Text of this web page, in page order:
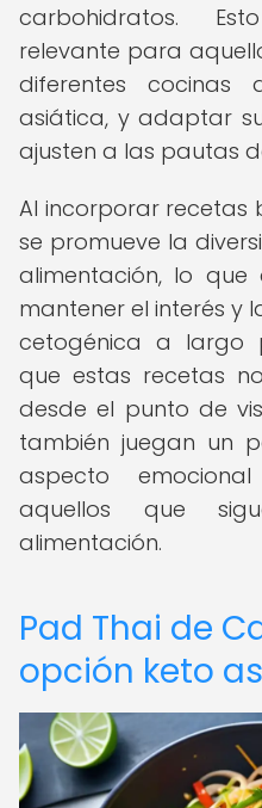
carbohidratos.
relevante para
diferentes
asiática, y adaptar
ajusten a las pautas
Al incorporar recetas
se promueve la
alimentación, lo
mantener el interés y
cetogénica a largo
que estas recetas
desde el punto de
también juegan un
aspecto
aquellos que
alimentación.
Pad Thai de
opción keto